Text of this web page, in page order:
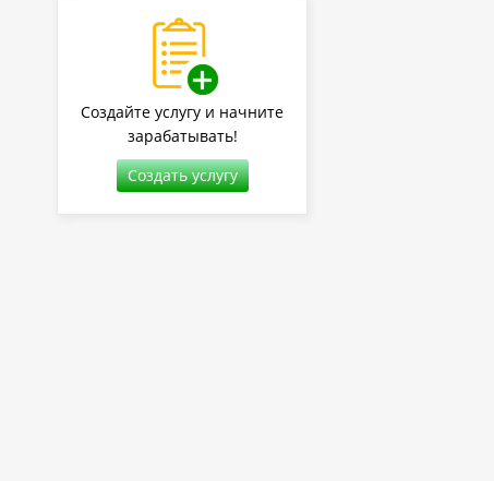
Создайте услугу и начните
зарабатывать!
Создать услугу